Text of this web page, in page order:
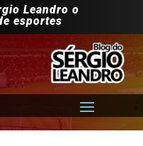
Leandro o
esportes